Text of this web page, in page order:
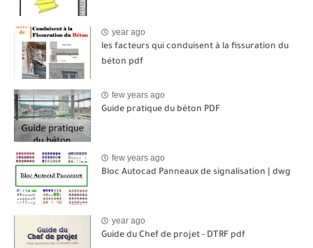
year ago
les facteurs qui conduisent à la fissuration du
béton pdf
few years ago
Guide pratique du béton PDF
few years ago
Bloc Autocad Panneaux de signalisation | dwg
year ago
Guide du Chef de projet - DTRF pdf